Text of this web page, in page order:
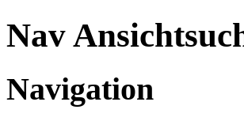
Nav
Navigation